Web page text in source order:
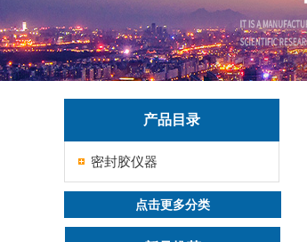
产品目录
密封胶仪器
点击更多分类